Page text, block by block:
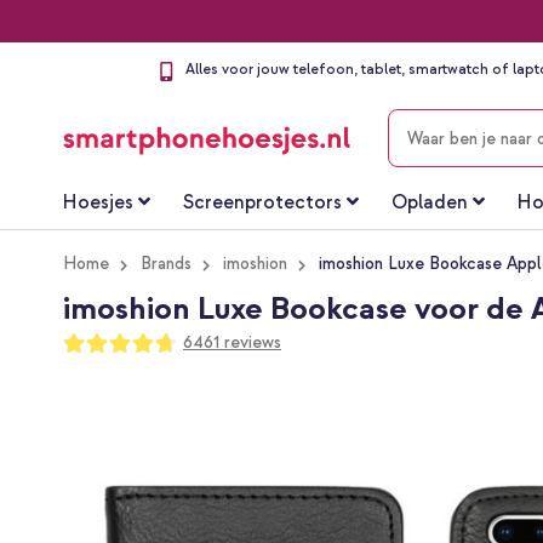
Alles voor jouw telefoon, tablet, smartwatch of
ZOEKEN
Hoesjes Screenprotectors Opladen
Home Brands imoshion imoshion Luxe Bookcase
imoshion Luxe Bookcase voor de
Waardering:
94
100
6461 reviews
afbeeldingen-